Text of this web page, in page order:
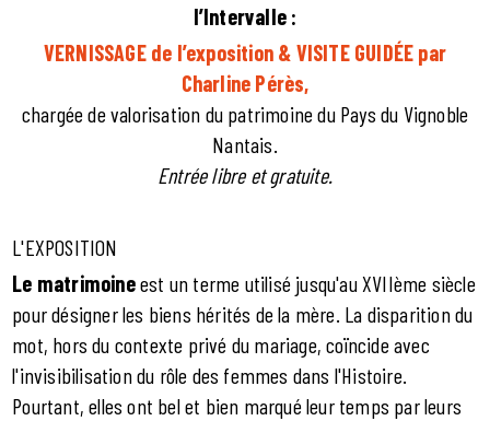
l’Intervalle :
VERNISSAGE de l’exposition & VISITE GUIDÉE par
Charline Pérès,
chargée de valorisation du patrimoine du Pays du Vignoble
Nantais.
Entrée libre et gratuite.
L'EXPOSITION
Le matrimoineest un terme utilisé jusqu'au XVIIème siècle
pour désigner les biens hérités de la mère. La disparition du
mot, hors du contexte privé du mariage, coïncide avec
l'invisibilisation du rôle des femmes dans l'Histoire.
Pourtant, elles ont bel et bien marqué leur temps par leurs